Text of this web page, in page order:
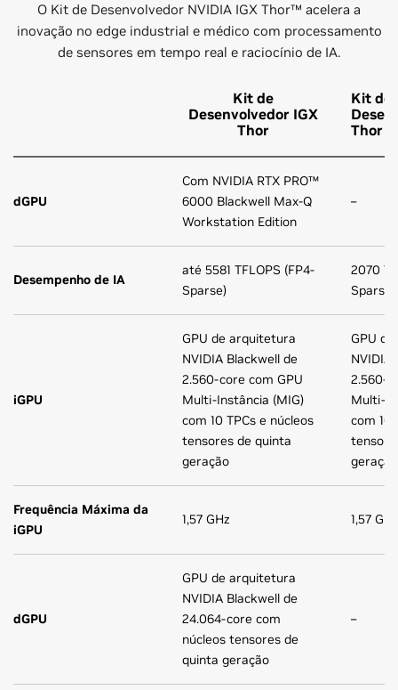
O Kit de Desenvolvedor NVIDIA IGX Thor™ acelera a
inovação no edge industrial e médico com processamento
de sensores em tempo real e raciocínio de IA.
Kit de
Desenvolvedor IGX
Thor
Kit de
Thor
dGPU
Com NVIDIA RTX PRO™
6000 Blackwell Max-Q
Workstation Edition
–
Desempenho de IA
até 5581 TFLOPS (FP4-
Sparse)
2070
Sparse)
iGPU
GPU de arquitetura
NVIDIA Blackwell de
2.560-core com GPU
Multi-Instância (MIG)
com 10 TPCs e núcleos
tensores de quinta
geração
GPU
NVIDIA
2.560-
Multi-
com 10
geração
Frequência Máxima da
iGPU
1,57 GHz 1,57 GHz
dGPU
GPU de arquitetura
NVIDIA Blackwell de
24.064-core com
núcleos tensores de
quinta geração
–